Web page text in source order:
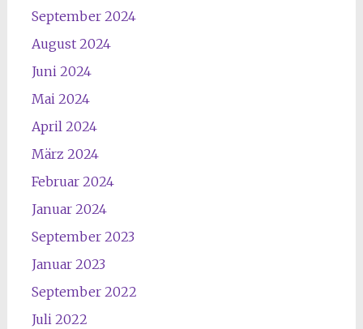
September 2024
August 2024
Juni 2024
Mai 2024
April 2024
März 2024
Februar 2024
Januar 2024
September 2023
Januar 2023
September 2022
Juli 2022